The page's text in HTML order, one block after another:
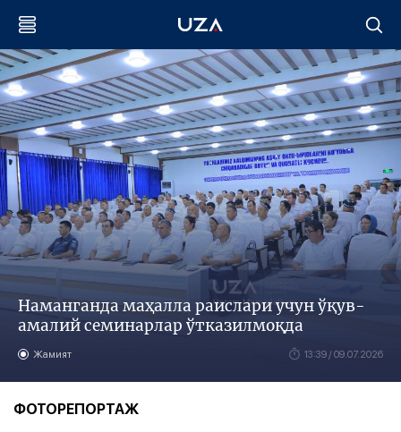
Наманганда маҳалла раислари учун ўқув-
амалий семинарлар ўтказилмоқда
Жамият 13:39 / 09.07.2026
ФОТОРЕПОРТАЖ